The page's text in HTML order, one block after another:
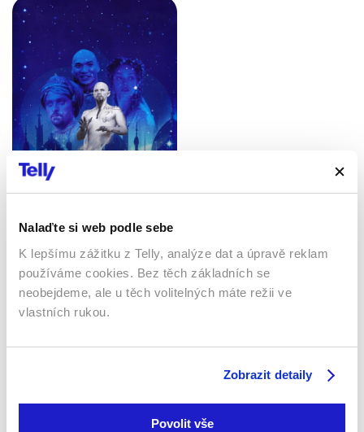
Nalaďte si web podle sebe
K lepšímu zážitku z Telly, analýze dat a úpravě reklam
používáme cookies. Bez těch základních se
neobejdeme, ale u těch volitelných máte režii ve
vlastních rukou.
Zobrazit detaily
Povolit vše
Tisíc a jedna noc
2000 | USA, Německo,
Turecko, Jordánsko | 180 min
Dobrodružný / Romantický
Sledujte kdekoliv až na 6 zařízeních